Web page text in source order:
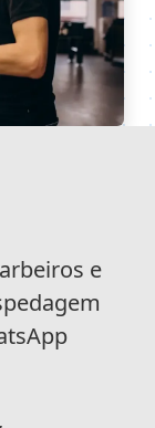
e